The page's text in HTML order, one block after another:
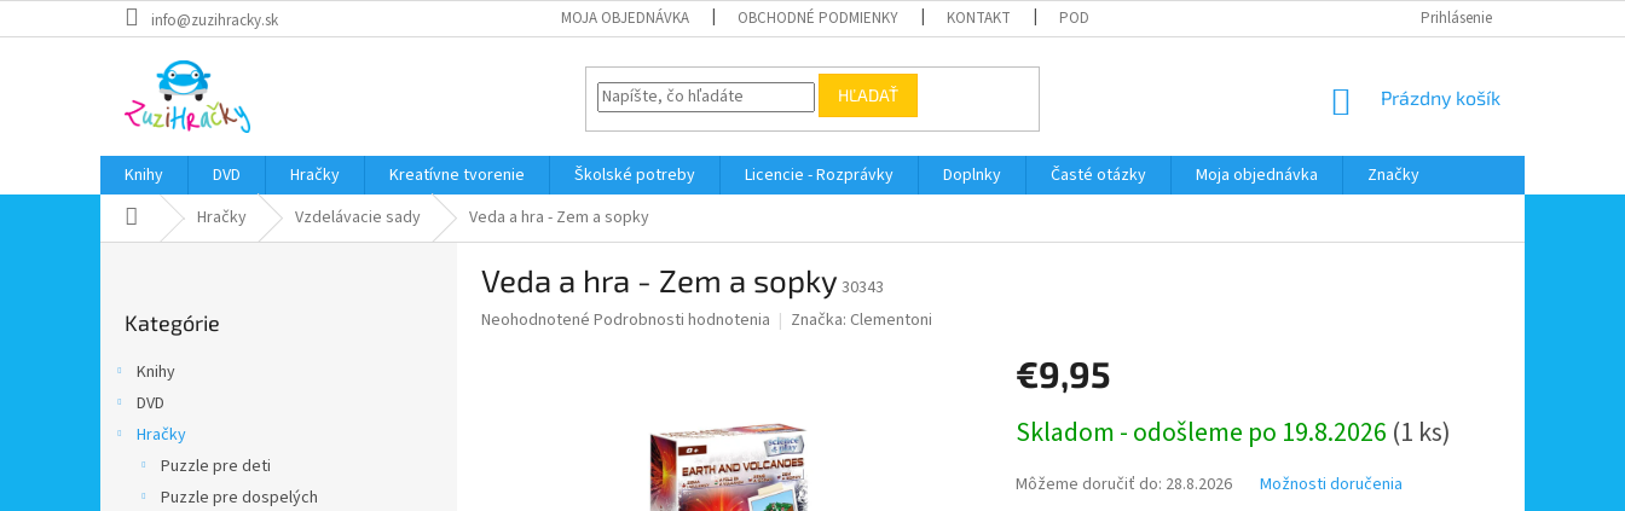
na
info@zuzihracky.sk MOJA OBJEDNÁVKA OBCHODNÉ PODMIENKY KONTAKT PODMIENKY OOÚ ODSTÚPENIE OD ZMLUVY
Prihlásenie
HĽADAŤ
NÁKUPNÝ
Prázdny košík
Knihy DVD Hračky Kreatívne tvorenie Školské potreby Licencie - Rozprávky Doplnky Časté otázky Moja objednávka
Značky
DomovHračky Vzdelávacie sady Veda a hra - Zem a sopky
kategórie
Kategórie
Knihy
DVD
Hračky
Puzzle pre deti
Puzzle pre dospelých
Veda a hra - Zem a sopky 30343
Priemerné
Neohodnotené Podrobnosti hodnotenia Značka: Clementoni
€9,95
cena:
Skladom - odošleme po 19.8.2026 (1 ks)
Môžeme doručiť do: 28.8.2026 Možnosti doručenia